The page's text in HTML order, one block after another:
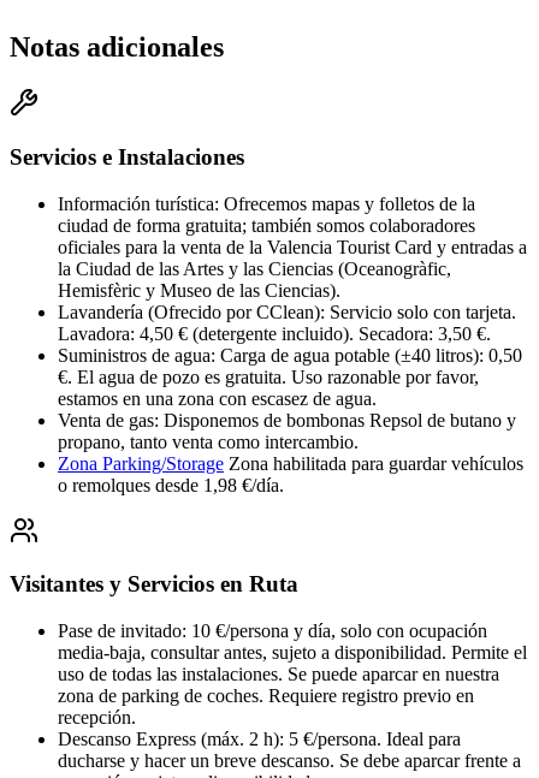
Notas adicionales
Servicios e Instalaciones
Información turística: Ofrecemos mapas y folletos de la
ciudad de forma gratuita; también somos colaboradores
oficiales para la venta de la Valencia Tourist Card y entradas a
la Ciudad de las Artes y las Ciencias (Oceanogràfic,
Hemisfèric y Museo de las Ciencias).
Lavandería (Ofrecido por CClean): Servicio solo con tarjeta.
Lavadora: 4,50 € (detergente incluido). Secadora: 3,50 €.
Suministros de agua: Carga de agua potable (±40 litros): 0,50
€. El agua de pozo es gratuita. Uso razonable por favor,
estamos en una zona con escasez de agua.
Venta de gas: Disponemos de bombonas Repsol de butano y
propano, tanto venta como intercambio.
Zona Parking/Storage Zona habilitada para guardar vehículos
o remolques desde 1,98 €/día.
Visitantes y Servicios en Ruta
Pase de invitado: 10 €/persona y día, solo con ocupación
media-baja, consultar antes, sujeto a disponibilidad. Permite el
uso de todas las instalaciones. Se puede aparcar en nuestra
zona de parking de coches. Requiere registro previo en
recepción.
Descanso Express (máx. 2 h): 5 €/persona. Ideal para
ducharse y hacer un breve descanso. Se debe aparcar frente a